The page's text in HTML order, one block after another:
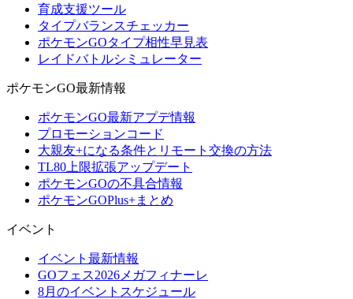
育成支援ツール
タイプバランスチェッカー
ポケモンGOタイプ相性早見表
レイドバトルシミュレーター
ポケモンGO最新情報
ポケモンGO最新アプデ情報
プロモーションコード
大親友+になる条件とリモート交換の方法
TL80上限拡張アップデート
ポケモンGOの不具合情報
ポケモンGOPlus+まとめ
イベント
イベント最新情報
GOフェス2026メガフィナーレ
8月のイベントスケジュール